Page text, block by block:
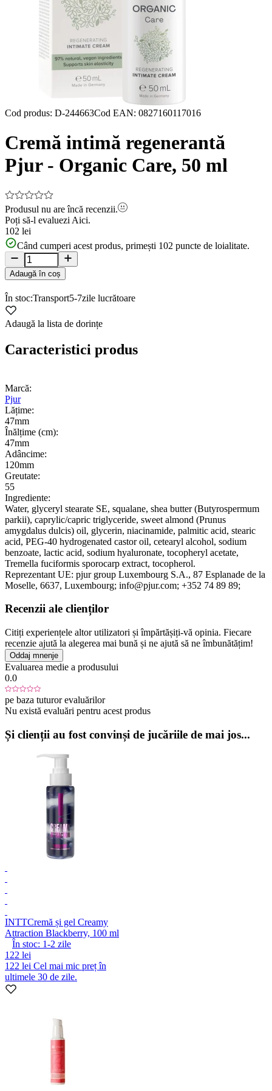
Cod produs: D-244663Cod EAN: 0827160117016
Cremă intimă regenerantă
Pjur - Organic Care, 50 ml
Produsul nu are încă recenzii.
Poți să-l evaluezi Aici.
102 lei
Când cumperi acest produs, primești 102 puncte de loialitate.
Adaugă în coș
În stoc:Transport5-7zile lucrătoare
Adaugă la lista de dorințe
Caracteristici produs
Marcă:
Pjur
Lățime:
47mm
Înălțime (cm):
47mm
Adâncime:
120mm
Greutate:
55
Ingrediente:
Water, glyceryl stearate SE, squalane, shea butter (Butyrospermum
parkii), caprylic/capric triglyceride, sweet almond (Prunus
amygdalus dulcis) oil, glycerin, niacinamide, palmitic acid, stearic
acid, PEG-40 hydrogenated castor oil, cetearyl alcohol, sodium
benzoate, lactic acid, sodium hyaluronate, tocopheryl acetate,
Tremella fuciformis sporocarp extract, tocopherol.
Reprezentant UE: pjur group Luxembourg S.A., 87 Esplanade de la
Moselle, 6637, Luxembourg; info@pjur.com; +352 74 89 89;
Recenzii ale clienților
Citiți experiențele altor utilizatori și împărtășiți-vă opinia. Fiecare
recenzie ajută la alegerea mai bună și ne ajută să ne îmbunătățim!
Oddaj mnenje
Evaluarea medie a produsului
0.0
pe baza tuturor evaluărilor
Nu există evaluări pentru acest produs
Și clienții au fost convinși de jucăriile de mai jos...
INTTCremă și gel Creamy
Attraction Blackberry, 100 ml
În stoc: 1-2 zile
122 lei
122 lei Cel mai mic preț în
ultimele 30 de zile.